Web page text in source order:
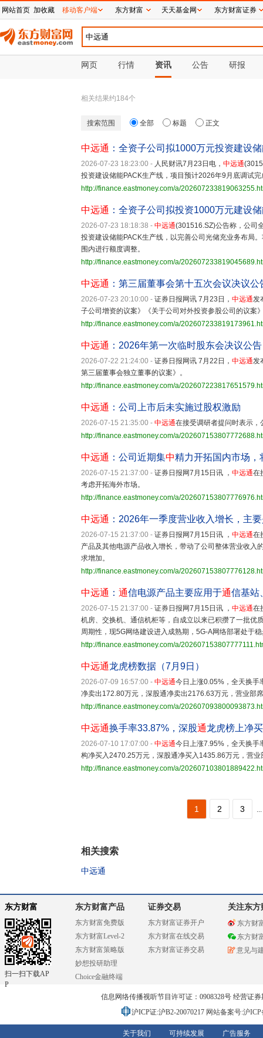
网页 行情 资讯 公告 研报
相关结果约184个
搜索范围 全部 标题 正文
中远通 ：全资子公司拟1000万元投资建设
2026-07-23 18:23:00 - 人民财讯7月23日电， 中远通
投资建设储能PACK生产线，项目预计2026年9月底调试完
http://finance.eastmoney.com/a/
中远通 ：全资子公司拟投资1000万元建设
2026-07-23 18:18:38 - 中远通(301516.SZ)公告称，公司
投资建设储能PACK生产线，以完善公司光储充业务布局
围内进行额度调整。
http://finance.eastmoney.com/a/
中远通 ：第三届董事会第十五次会议决议公
2026-07-23 20:10:00 - 证券日报网讯 7月23日， 中远通发
子公司增资的议案》《关于公司对外投资参股公司的议案
http://finance.eastmoney.com/a/
中远通 ：2026年第一次临时股东会决议公告
2026-07-22 21:24:00 - 证券日报网讯 7月22日， 中远通发
第三届董事会独立董事的议案》。
http://finance.eastmoney.com/a/
中远通 ：公司上市后未实施过股权激励
2026-07-15 21:35:00 - 中远通在接受调研者提问时表示
http://finance.eastmoney.com/a/
中远通 ：公司近期集中精力开拓国内市场，
2026-07-15 21:37:00 - 证券日报网7月15日讯 ， 中远通在
考虑开拓海外市场。
http://finance.eastmoney.com/a/
中远通 ：2026年一季度营业收入增长，主
2026-07-15 21:37:00 - 证券日报网7月15日讯 ， 中远通在
产品及其他电源产品收入增长，带动了公司整体营业收
求增加。
http://finance.eastmoney.com/a/
中远通 ： 通信电源产品主要应用于通信基站
2026-07-15 21:37:00 - 证券日报网7月15日讯 ， 中远通在
机房、交换机、通信机柜等，自成立以来已积攒了一批优
周期性，现5G网络建设进入成熟期，5G-A网络部署处于
http://finance.eastmoney.com/a/
中远通龙虎榜数据（7月9日）
2026-07-09 16:57:00 - 中远通今日上涨0.05%，全天换手
净卖出172.80万元，深股通净卖出2176.63万元，营业部
http://finance.eastmoney.com/a/
中远通换手率33.87%，深股通龙虎榜上净
2026-07-10 17:07:00 - 中远通今日上涨7.95%，全天换手
构净买入2470.25万元，深股通净买入1435.86万元，营
http://finance.eastmoney.com/a/
1 2 3 ...
相关搜索
中远通
东方财富
扫一扫下载AP
P
东方财富产品
东方财富免费版
东方财富Level-2
东方财富策略版
妙想投研助理
Choice金融终端
证券交易
东方财富证券开户
东方财富在线交易
东方财富证券交易
关注东方
东方财
东方财
意见与
信息网络传播视听节目许可证：0908328号 经营证
沪ICP证:沪B2-20070217 网站备案号:沪
关于我们 可持续发展 广告服务
网站首页 加收藏 移动客户端 东方财富 天天基金网 东方财富证券